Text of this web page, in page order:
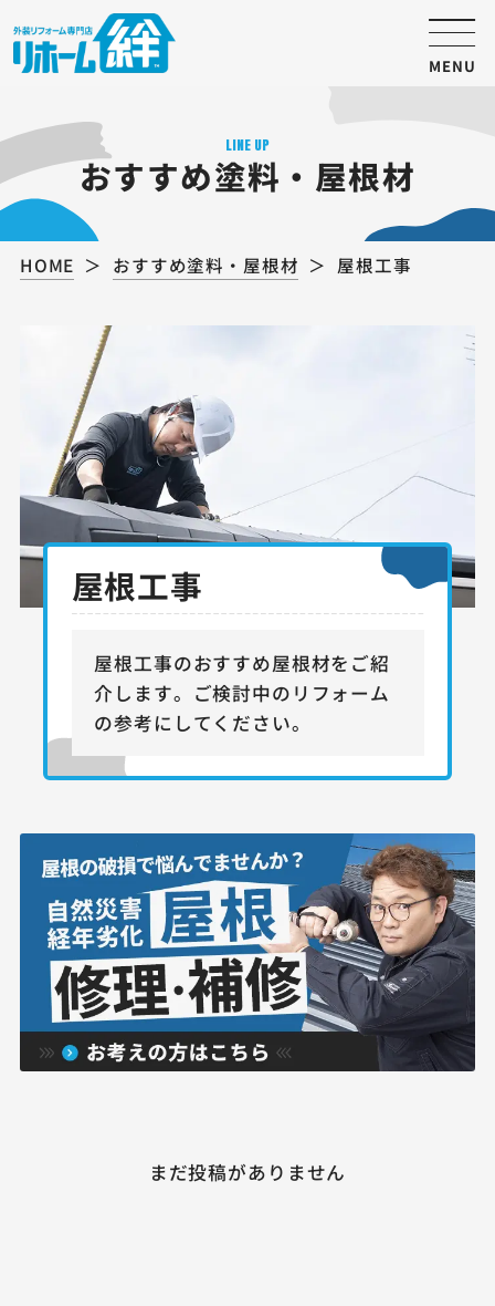
MENU
LINE UP
おすすめ塗料・屋根材
HOME おすすめ塗料・屋根材 屋根工事
屋根工事
屋根工事のおすすめ屋根材をご紹
介します。 ご検討中のリフォーム
の参考にしてください。
まだ投稿がありません